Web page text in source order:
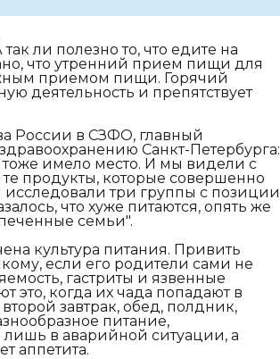
ли полезно то, что едите на
что утренний прием пищи для
приемом пищи. Горячий
деятельность и препятствует
России в СЗФО, главный
Санкт-Петербурга:
тоже имело место. И мы видели с
те продукты, которые совершенно
три группы с позиции
что хуже питаются, опять же
семьи".
культура питания. Привить
если его родители сами не
гастриты и язвенные
это, когда их чада попадают в
завтрак, обед, полдник,
питание,
лишь в аварийной ситуации, а
аппетита.